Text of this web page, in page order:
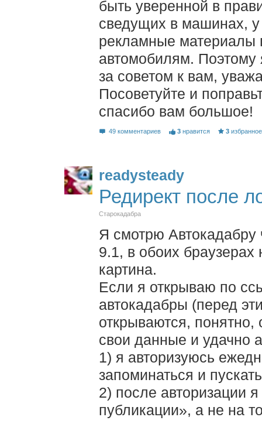
быть уверенной в
сведущих в машинах,
рекламные материалы
автомобилям. Поэтому
за советом к вам,
Посоветуйте и
спасибо вам большое!
49 комментариев 3 нравится 3 избранное
readysteady
Редирект после
Старокадабра
Я смотрю
9.1, в обоих
картина.
Если я открываю по
автокадабры (перед
открываются,
свои данные и удачно
1) я авторизуюсь
запоминаться и
2) после авторизации
публикации», а не на